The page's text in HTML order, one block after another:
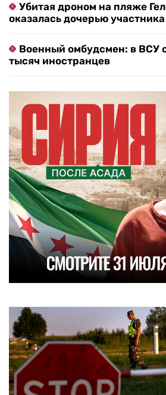
Убитая дроном на пляже
оказалась дочерью
Военный омбудсмен: в ВСУ
тысяч иностранцев